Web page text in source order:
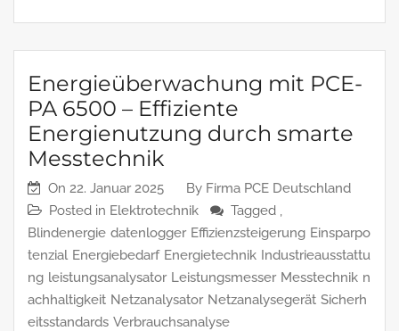
Energieüberwachung mit PCE-
PA 6500 – Effiziente
Energienutzung durch smarte
Messtechnik
On 22. Januar 2025 By Firma PCE Deutschland
Posted in Elektrotechnik
Tagged ,
Blindenergie datenlogger Effizienzsteigerung Einsparpo
tenzial Energiebedarf Energietechnik Industrieausstattu
ng leistungsanalysator Leistungsmesser Messtechnik n
achhaltigkeit Netzanalysator Netzanalysegerät Sicherh
eitsstandards Verbrauchsanalyse